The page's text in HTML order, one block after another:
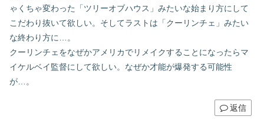
ゃくちゃ変わった「ツリーオブハウス」みたいな始まり方にして
こだわり抜いて欲しい。そしてラストは「クーリンチェ」みたい
な終わり方に…。
クーリンチェをなぜかアメリカでリメイクすることになったらマ
イケルベイ監督にして欲しい。なぜか才能が爆発する可能性
が…。
返信